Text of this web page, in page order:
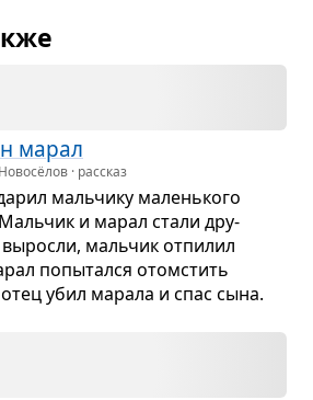
марал
· рассказ
маль­чику малень­кого
и марал стали дру­
маль­чик отпи­лил
попы­тался ото­мстить
убил марала и спас сына.